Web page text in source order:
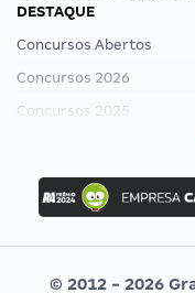
DESTAQUE
Concursos Abertos
Concursos 2026
Concursos 2025
Concurso Ibama
Concurso MPU
Editais publicados
© 2012 - 2026